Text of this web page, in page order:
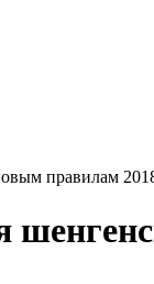
правилам